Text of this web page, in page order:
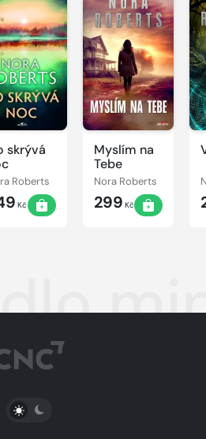
skrývá
Roberts
Kč
Myslím na
Tebe
Nora Roberts
299 Kč
PŘEPNOUT SVĚTLÝ/TMAVÝ REŽIM